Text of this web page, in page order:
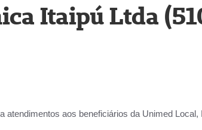
Itaipú Ltda
atendimentos aos beneficiários da Unimed Local,